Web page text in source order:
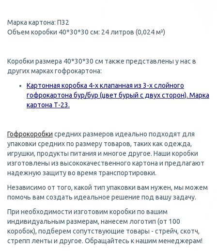
Марка картона: П32
Объем коробки 40*30*30 см: 24 литров (0,024 м³)
Коробки размера 40*30*30 см также представлены у нас в
других марках гофрокартона:
Картонная коробка 4-х клапанная из 3-х слойного
гофрокартона бур/бур (цвет бурый с двух сторон). Марка
картона Т-23.
Гофрокоробки средних размеров идеально подходят для
упаковки средних по размеру товаров, таких как одежда,
игрушки, продукты питания и многое другое. Наши коробки
изготовлены из высококачественного картона и предлагают
надежную защиту во время транспортировки.
Независимо от того, какой тип упаковки вам нужен, мы можем
помочь вам создать идеальное решение под вашу задачу.
При необходимости изготовим коробки по вашим
индивидуальным размерам, нанесем логотип (от 100
коробок), подберем сопутствующие товары - стрейч, скотч,
стрепп ленты и другое. Обращайтесь к нашим менеджерам!